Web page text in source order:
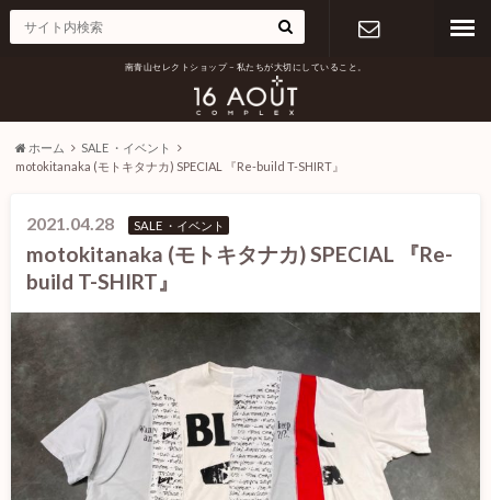
南青山セレクトショップ – 私たちが大切にしていること。
ホーム
SALE ・イベント
motokitanaka (モトキタナカ) SPECIAL 『Re-build T-SHIRT』
2021.04.28 SALE ・イベント
motokitanaka (モトキタナカ) SPECIAL 『Re-
build T-SHIRT』